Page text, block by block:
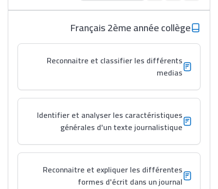
مريم الزواكي
مسار عبد العزيز فتيشي،
المبدع فمجال الديكور و
النحت اللي كيحلم يحيي
أكادير أوفلا
سقطت فالباك و سنة
2011 بدّلاتني بزّاف، مسار
إلياس أريدال، إطار
فمنظّمة دولية
مهنة التّرجمة، العمل
أشياء أخرى مع مامودو
Français 2ème année collège
Reconnaitre et classifier les différents
medias
Identifier et analyser les caractéristiques
générales d'un texte journalistique
Reconnaitre et expliquer les différentes
formes d'écrit dans un journal